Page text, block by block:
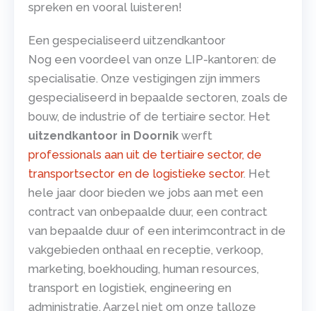
spreken en vooral luisteren!
Een gespecialiseerd uitzendkantoor
Nog een voordeel van onze LIP-kantoren: de
specialisatie. Onze vestigingen zijn immers
gespecialiseerd in bepaalde sectoren, zoals de
bouw, de industrie of de tertiaire sector. Het
uitzendkantoor in Doornik werft
professionals aan uit de tertiaire sector, de
transportsector en de logistieke sector. Het
hele jaar door bieden we jobs aan met een
contract van onbepaalde duur, een contract
van bepaalde duur of een interimcontract in de
vakgebieden onthaal en receptie, verkoop,
marketing, boekhouding, human resources,
transport en logistiek, engineering en
administratie. Aarzel niet om onze talloze